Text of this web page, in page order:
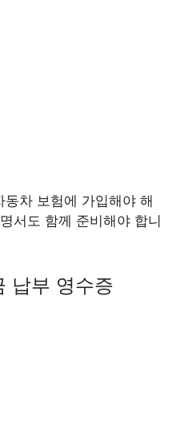
차 보험에 가입해야 해
서도 함께 준비해야 합니
납부 영수증